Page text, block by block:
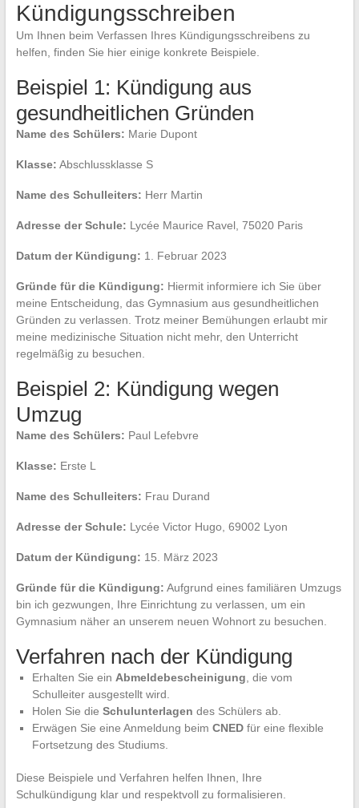
Kündigungsschreiben
Um Ihnen beim Verfassen Ihres Kündigungsschreibens zu
helfen, finden Sie hier einige konkrete Beispiele.
Beispiel 1: Kündigung aus
gesundheitlichen Gründen
Name des Schülers: Marie Dupont
Klasse: Abschlussklasse S
Name des Schulleiters: Herr Martin
Adresse der Schule: Lycée Maurice Ravel, 75020 Paris
Datum der Kündigung: 1. Februar 2023
Gründe für die Kündigung: Hiermit informiere ich Sie über
meine Entscheidung, das Gymnasium aus gesundheitlichen
Gründen zu verlassen. Trotz meiner Bemühungen erlaubt mir
meine medizinische Situation nicht mehr, den Unterricht
regelmäßig zu besuchen.
Beispiel 2: Kündigung wegen
Umzug
Name des Schülers: Paul Lefebvre
Klasse: Erste L
Name des Schulleiters: Frau Durand
Adresse der Schule: Lycée Victor Hugo, 69002 Lyon
Datum der Kündigung: 15. März 2023
Gründe für die Kündigung: Aufgrund eines familiären Umzugs
bin ich gezwungen, Ihre Einrichtung zu verlassen, um ein
Gymnasium näher an unserem neuen Wohnort zu besuchen.
Verfahren nach der Kündigung
Erhalten Sie ein Abmeldebescheinigung, die vom
Schulleiter ausgestellt wird.
Holen Sie die Schulunterlagen des Schülers ab.
Erwägen Sie eine Anmeldung beim CNEDfür eine flexible
Fortsetzung des Studiums.
Diese Beispiele und Verfahren helfen Ihnen, Ihre
Schulkündigung klar und respektvoll zu formalisieren.